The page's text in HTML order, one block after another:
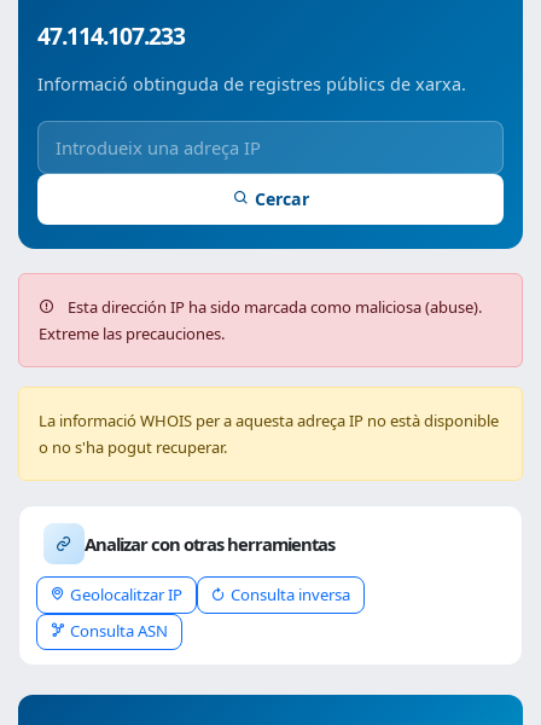
47.114.107.233
Informació obtinguda de registres públics de xarxa.
Cercar
Esta dirección IP ha sido marcada como maliciosa (abuse).
Extreme las precauciones.
La informació WHOIS per a aquesta adreça IP no està disponible
o no s'ha pogut recuperar.
Analizar con otras herramientas
Geolocalitzar IP
Consulta inversa
Consulta ASN